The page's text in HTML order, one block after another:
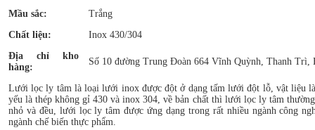
Mầu sắc:
Trắng
Chất liệu:
Inox 430/304
Địa chỉ kho
hàng:
Số 10 đường Trung Đoàn 664 Vĩnh Quỳnh, Thanh Trì,
Lưới lọc ly tâm là loại lưới inox được đột ở dạng tấm lưới đột lỗ, vật liệu
yếu là thép không gỉ 430 và inox 304, về bản chất thì lưới lọc ly tâm
nhỏ và đều, lưới lọc ly tâm được ứng dạng trong rất nhiều ngành công
ngành chế biến thực phẩm.